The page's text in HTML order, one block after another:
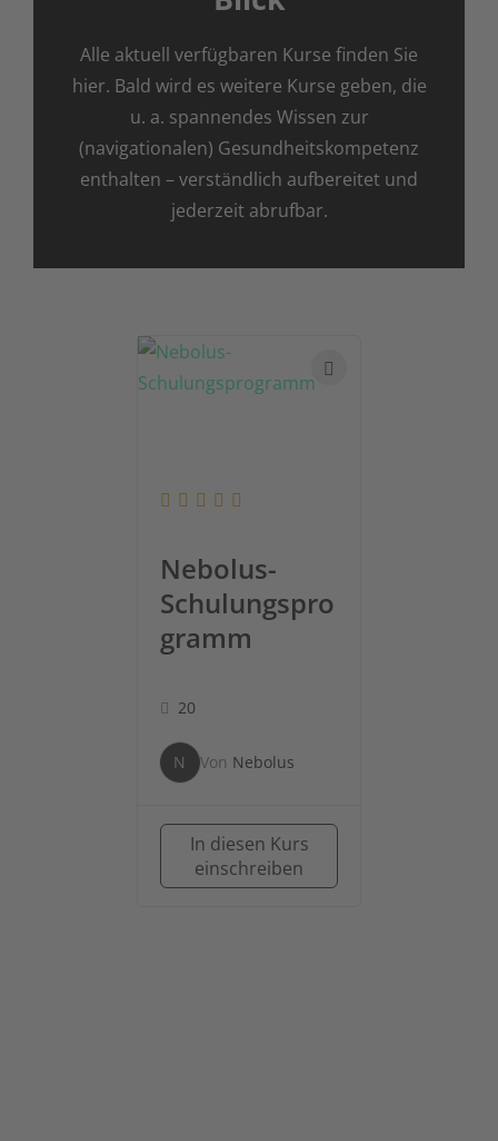
Alle aktuell verfügbaren Kurse finden Sie
hier. Bald wird es weitere Kurse geben, die
u. a. spannendes Wissen zur
(navigationalen) Gesundheitskompetenz
enthalten – verständlich aufbereitet und
jederzeit abrufbar.
Nebolus-
Schulungspro
gramm
20
N Von Nebolus
In diesen Kurs
einschreiben